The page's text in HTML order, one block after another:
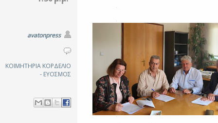
avatonpress
ΚΟΙΜΗΤΗΡΙΑ ΚΟΡΔΕΛΙΟ
- ΕΥΟΣΜΟΣ